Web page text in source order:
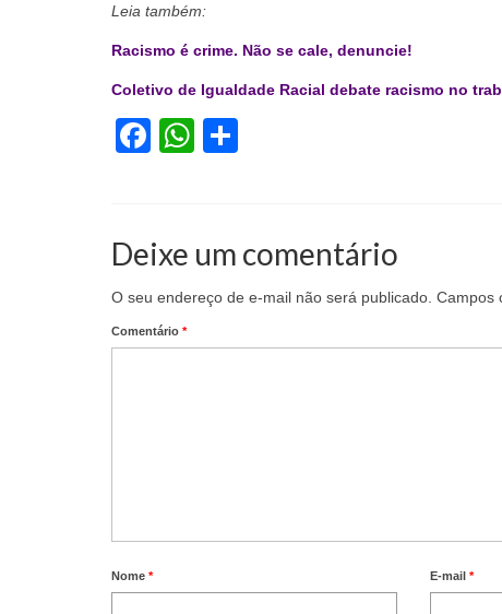
Leia também:
Racismo é crime. Não se cale, denuncie!
Coletivo de Igualdade Racial debate racismo no
Facebook
WhatsApp
Deixe um comentário
O seu endereço de e-mail não será publicado. Campos
Comentário *
Nome * E-mail*